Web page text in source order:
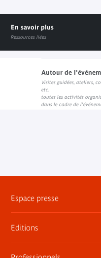
En savoir plus
Ressources liées
Prochains rendez-vous du salon de
Lien externe
Lien
Autour de
Visites guidées, ateliers,
etc.
toutes les activités
dans le cadre de
Espace presse
Dossiers,
Contact presse
Editions